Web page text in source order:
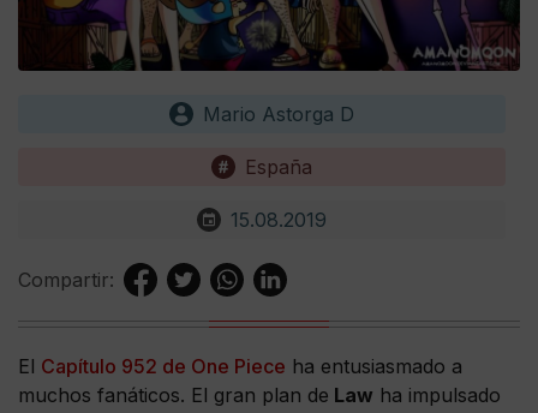
Mario Astorga D
España
15.08.2019
Compartir:
El Capítulo 952 de One Piece ha entusiasmado a
muchos fanáticos. El gran plan de Law ha impulsado